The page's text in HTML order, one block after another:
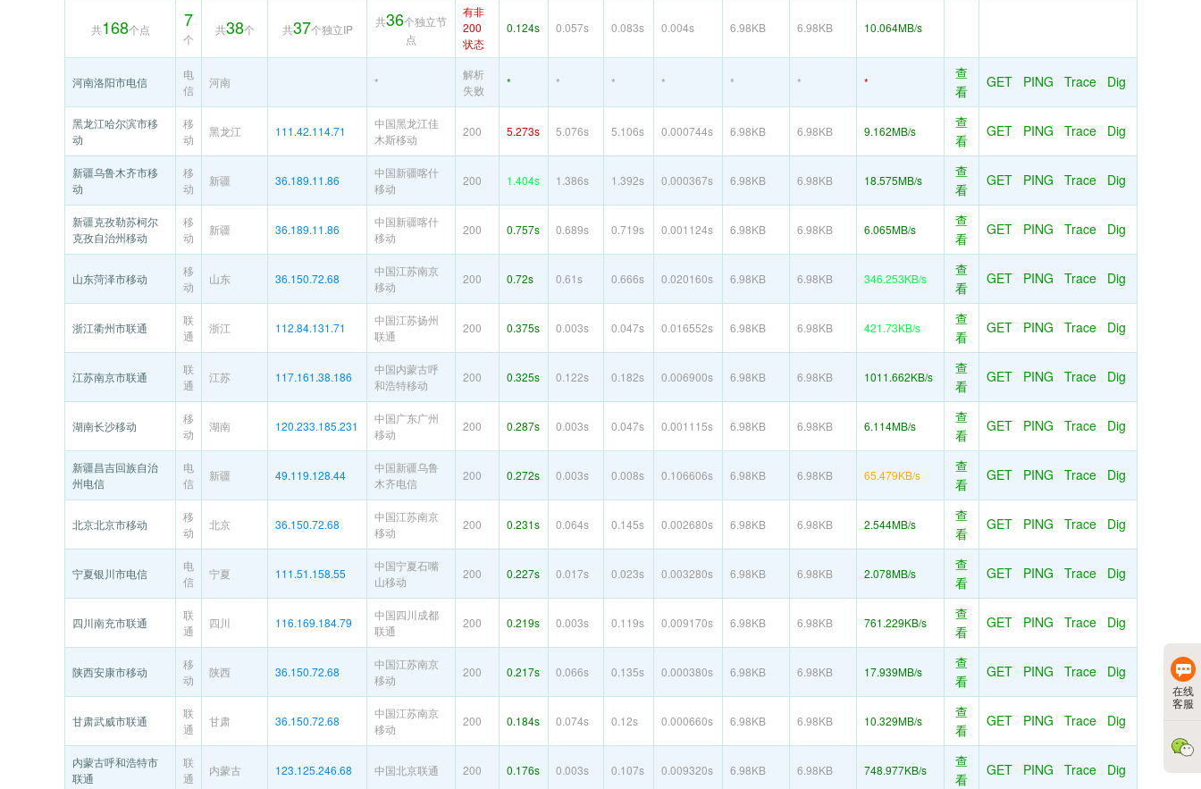
共168个点 7
个
共38个 共37个独立IP
共36个独立节
点
有非
200
状态
0.124s 0.057s 0.083s 0.004s 6.98KB 6.98KB 10.064MB/s
河南洛阳市电信
电
信
河南 *
解析
失败
* * * * * * *
查
看
GET PING Trace Dig
黑龙江哈尔滨市移
动
移
动
黑龙江 111.42.114.71
中国黑龙江佳
木斯移动
200 5.273s 5.076s 5.106s 0.000744s 6.98KB 6.98KB 9.162MB/s
查
看
GET PING Trace Dig
新疆乌鲁木齐市移
动
移
动
新疆 36.189.11.86
中国新疆喀什
移动
200 1.404s 1.386s 1.392s 0.000367s 6.98KB 6.98KB 18.575MB/s
查
看
GET PING Trace Dig
新疆克孜勒苏柯尔
克孜自治州移动
移
动
新疆 36.189.11.86
中国新疆喀什
移动
200 0.757s 0.689s 0.719s 0.001124s 6.98KB 6.98KB 6.065MB/s
查
看
GET PING Trace Dig
山东菏泽市移动
移
动
山东 36.150.72.68
中国江苏南京
移动
200 0.72s 0.61s 0.666s 0.020160s 6.98KB 6.98KB 346.253KB/s
查
看
GET PING Trace Dig
浙江衢州市联通
联
通
浙江 112.84.131.71
中国江苏扬州
联通
200 0.375s 0.003s 0.047s 0.016552s 6.98KB 6.98KB 421.73KB/s
查
看
GET PING Trace Dig
江苏南京市联通
联
通
江苏 117.161.38.186
中国内蒙古呼
和浩特移动
200 0.325s 0.122s 0.182s 0.006900s 6.98KB 6.98KB 1011.662KB/s
查
看
GET PING Trace Dig
湖南长沙移动
移
动
湖南 120.233.185.231
中国广东广州
移动
200 0.287s 0.003s 0.047s 0.001115s 6.98KB 6.98KB 6.114MB/s
查
看
GET PING Trace Dig
新疆昌吉回族自治
州电信
电
信
新疆 49.119.128.44
中国新疆乌鲁
木齐电信
200 0.272s 0.003s 0.008s 0.106606s 6.98KB 6.98KB 65.479KB/s
查
看
GET PING Trace Dig
北京北京市移动
移
动
北京 36.150.72.68
中国江苏南京
移动
200 0.231s 0.064s 0.145s 0.002680s 6.98KB 6.98KB 2.544MB/s
查
看
GET PING Trace Dig
宁夏银川市电信
电
信
宁夏 111.51.158.55
中国宁夏石嘴
山移动
200 0.227s 0.017s 0.023s 0.003280s 6.98KB 6.98KB 2.078MB/s
查
看
GET PING Trace Dig
四川南充市联通
联
通
四川 116.169.184.79
中国四川成都
联通
200 0.219s 0.003s 0.119s 0.009170s 6.98KB 6.98KB 761.229KB/s
查
看
GET PING Trace Dig
陕西安康市移动
移
动
陕西 36.150.72.68
中国江苏南京
移动
200 0.217s 0.066s 0.135s 0.000380s 6.98KB 6.98KB 17.939MB/s
查
看
GET PING Trace Dig
甘肃武威市联通
联
通
甘肃 36.150.72.68
中国江苏南京
移动
200 0.184s 0.074s 0.12s 0.000660s 6.98KB 6.98KB 10.329MB/s
查
看
GET PING Trace Dig
内蒙古呼和浩特市
联通
联
通
内蒙古 123.125.246.68 中国北京联通 200 0.176s 0.003s 0.107s 0.009320s 6.98KB 6.98KB 748.977KB/s
查
看
GET PING Trace Dig
在线
客服